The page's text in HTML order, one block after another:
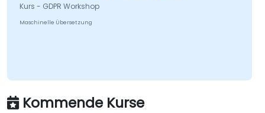
Kurs - GDPR Workshop
Maschinelle Übersetzung
Kommende Kurse